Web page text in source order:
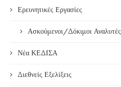
Ερευνητικές Εργασίες
Ασκούμενοι/Δόκιμοι Αναλυτές
Νέα ΚΕΔΙΣΑ
Διεθνείς Εξελίξεις